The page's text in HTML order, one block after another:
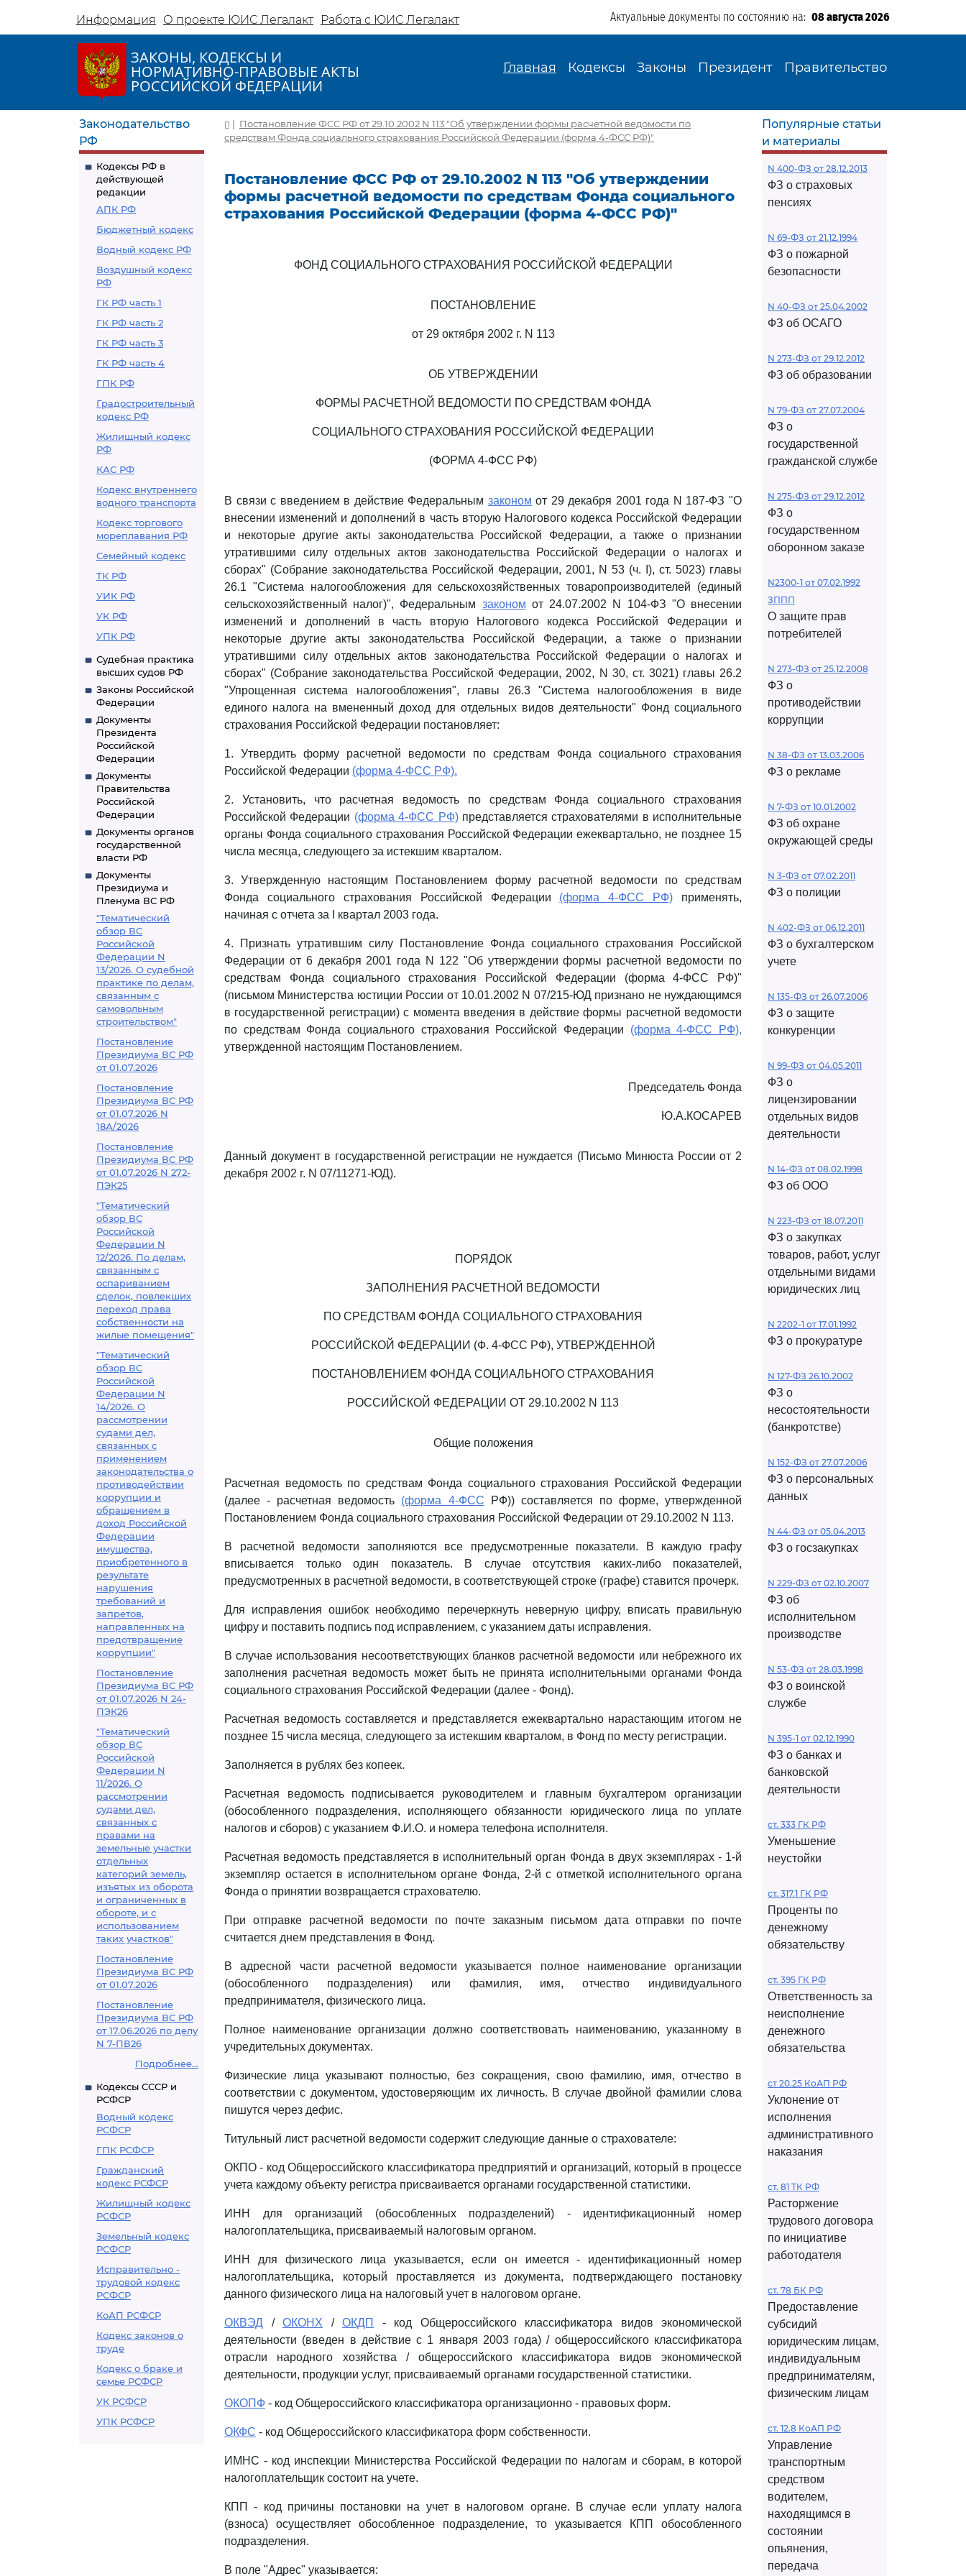
Информация О проекте ЮИС Легалакт Работа с ЮИС Легалакт Актуальные документы по состоянию на: 08 августа 2026
ЗАКОНЫ, КОДЕКСЫ И
НОРМАТИВНО-ПРАВОВЫЕ АКТЫ
РОССИЙСКОЙ ФЕДЕРАЦИИ
Главная Кодексы Законы Президент Правительство
Законодательство
РФ
Кодексы РФ в
действующей
редакции
АПК РФ
Бюджетный кодекс
Водный кодекс РФ
Воздушный кодекс
РФ
ГК РФ часть 1
ГК РФ часть 2
ГК РФ часть 3
ГК РФ часть 4
ГПК РФ
Градостроительный
кодекс РФ
Жилищный кодекс
РФ
КАС РФ
Кодекс внутреннего
водного транспорта
Кодекс торгового
мореплавания РФ
Семейный кодекс
ТК РФ
УИК РФ
УК РФ
УПК РФ
Судебная практика
высших судов РФ
Законы Российской
Федерации
Документы
Президента
Российской
Федерации
Документы
Правительства
Российской
Федерации
Документы органов
государственной
власти РФ
Документы
Президиума и
Пленума ВС РФ
"Тематический
обзор ВС
Российской
Федерации N
13/2026. О судебной
практике по делам,
связанным с
самовольным
строительством"
Постановление
Президиума ВС РФ
от 01.07.2026
Постановление
Президиума ВС РФ
от 01.07.2026 N
18А/2026
Постановление
Президиума ВС РФ
от 01.07.2026 N 272-
ПЭК25
"Тематический
обзор ВС
Российской
Федерации N
12/2026. По делам,
связанным с
оспариванием
сделок, повлекших
переход права
собственности на
жилые помещения"
"Тематический
обзор ВС
Российской
Федерации N
14/2026. О
рассмотрении
судами дел,
связанных с
применением
законодательства о
противодействии
коррупции и
обращением в
доход Российской
Федерации
имущества,
приобретенного в
результате
нарушения
требований и
запретов,
направленных на
предотвращение
коррупции"
Постановление
Президиума ВС РФ
от 01.07.2026 N 24-
ПЭК26
"Тематический
обзор ВС
Российской
Федерации N
11/2026. О
рассмотрении
судами дел,
связанных с
правами на
земельные участки
отдельных
категорий земель,
изъятых из оборота
и ограниченных в
обороте, и с
использованием
таких участков"
Постановление
Президиума ВС РФ
от 01.07.2026
Постановление
Президиума ВС РФ
от 17.06.2026 по делу
N 7-ПВ26
Подробнее...
Кодексы СССР и
РСФСР
Водный кодекс
РСФСР
ГПК РСФСР
Гражданский
кодекс РСФСР
Жилищный кодекс
РСФСР
Земельный кодекс
РСФСР
Исправительно -
трудовой кодекс
РСФСР
КоАП РСФСР
Кодекс законов о
труде
Кодекс о браке и
семье РСФСР
УК РСФСР
УПК РСФСР
| Постановление ФСС РФ от 29.10.2002 N 113 "Об утверждении формы расчетной ведомости по
средствам Фонда социального страхования Российской Федерации (форма 4-ФСС РФ)"
Постановление ФСС РФ от 29.10.2002 N 113 "Об утверждении
формы расчетной ведомости по средствам Фонда социального
страхования Российской Федерации (форма 4-ФСС РФ)"
ФОНД СОЦИАЛЬНОГО СТРАХОВАНИЯ РОССИЙСКОЙ ФЕДЕРАЦИИ
ПОСТАНОВЛЕНИЕ
от 29 октября 2002 г. N 113
ОБ УТВЕРЖДЕНИИ
ФОРМЫ РАСЧЕТНОЙ ВЕДОМОСТИ ПО СРЕДСТВАМ ФОНДА
СОЦИАЛЬНОГО СТРАХОВАНИЯ РОССИЙСКОЙ ФЕДЕРАЦИИ
(ФОРМА 4-ФСС РФ)
В связи с введением в действие Федеральным законом от 29 декабря 2001 года N 187-ФЗ "О
внесении изменений и дополнений в часть вторую Налогового кодекса Российской Федерации
и некоторые другие акты законодательства Российской Федерации, а также о признании
утратившими силу отдельных актов законодательства Российской Федерации о налогах и
сборах" (Собрание законодательства Российской Федерации, 2001, N 53 (ч. I), ст. 5023) главы
26.1 "Система налогообложения для сельскохозяйственных товаропроизводителей (единый
сельскохозяйственный налог)", Федеральным законом от 24.07.2002 N 104-ФЗ "О внесении
изменений и дополнений в часть вторую Налогового кодекса Российской Федерации и
некоторые другие акты законодательства Российской Федерации, а также о признании
утратившими силу отдельных актов законодательства Российской Федерации о налогах и
сборах" (Собрание законодательства Российской Федерации, 2002, N 30, ст. 3021) главы 26.2
"Упрощенная система налогообложения", главы 26.3 "Система налогообложения в виде
единого налога на вмененный доход для отдельных видов деятельности" Фонд социального
страхования Российской Федерации постановляет:
1. Утвердить форму расчетной ведомости по средствам Фонда социального страхования
Российской Федерации (форма 4-ФСС РФ).
2. Установить, что расчетная ведомость по средствам Фонда социального страхования
Российской Федерации (форма 4-ФСС РФ)представляется страхователями в исполнительные
органы Фонда социального страхования Российской Федерации ежеквартально, не позднее 15
числа месяца, следующего за истекшим кварталом.
3. Утвержденную настоящим Постановлением форму расчетной ведомости по средствам
Фонда социального страхования Российской Федерации (форма 4-ФСС РФ) применять,
начиная с отчета за I квартал 2003 года.
4. Признать утратившим силу Постановление Фонда социального страхования Российской
Федерации от 6 декабря 2001 года N 122 "Об утверждении формы расчетной ведомости по
средствам Фонда социального страхования Российской Федерации (форма 4-ФСС РФ)"
(письмом Министерства юстиции России от 10.01.2002 N 07/215-ЮД признано не нуждающимся
в государственной регистрации) с момента введения в действие формы расчетной ведомости
по средствам Фонда социального страхования Российской Федерации (форма 4-ФСС РФ),
утвержденной настоящим Постановлением.
Председатель Фонда
Ю.А.КОСАРЕВ
Данный документ в государственной регистрации не нуждается (Письмо Минюста России от 2
декабря 2002 г. N 07/11271-ЮД).
ПОРЯДОК
ЗАПОЛНЕНИЯ РАСЧЕТНОЙ ВЕДОМОСТИ
ПО СРЕДСТВАМ ФОНДА СОЦИАЛЬНОГО СТРАХОВАНИЯ
РОССИЙСКОЙ ФЕДЕРАЦИИ (Ф. 4-ФСС РФ), УТВЕРЖДЕННОЙ
ПОСТАНОВЛЕНИЕМ ФОНДА СОЦИАЛЬНОГО СТРАХОВАНИЯ
РОССИЙСКОЙ ФЕДЕРАЦИИ ОТ 29.10.2002 N 113
Общие положения
Расчетная ведомость по средствам Фонда социального страхования Российской Федерации
(далее - расчетная ведомость (форма 4-ФСС РФ)) составляется по форме, утвержденной
Постановлением Фонда социального страхования Российской Федерации от 29.10.2002 N 113.
В расчетной ведомости заполняются все предусмотренные показатели. В каждую графу
вписывается только один показатель. В случае отсутствия каких-либо показателей,
предусмотренных в расчетной ведомости, в соответствующей строке (графе) ставится прочерк.
Для исправления ошибок необходимо перечеркнуть неверную цифру, вписать правильную
цифру и поставить подпись под исправлением, с указанием даты исправления.
В случае использования несоответствующих бланков расчетной ведомости или небрежного их
заполнения расчетная ведомость может быть не принята исполнительными органами Фонда
социального страхования Российской Федерации (далее - Фонд).
Расчетная ведомость составляется и представляется ежеквартально нарастающим итогом не
позднее 15 числа месяца, следующего за истекшим кварталом, в Фонд по месту регистрации.
Заполняется в рублях без копеек.
Расчетная ведомость подписывается руководителем и главным бухгалтером организации
(обособленного подразделения, исполняющего обязанности юридического лица по уплате
налогов и сборов) с указанием Ф.И.О. и номера телефона исполнителя.
Расчетная ведомость представляется в исполнительный орган Фонда в двух экземплярах - 1-й
экземпляр остается в исполнительном органе Фонда, 2-й с отметкой исполнительного органа
Фонда о принятии возвращается страхователю.
При отправке расчетной ведомости по почте заказным письмом дата отправки по почте
считается днем представления в Фонд.
В адресной части расчетной ведомости указывается полное наименование организации
(обособленного подразделения) или фамилия, имя, отчество индивидуального
предпринимателя, физического лица.
Полное наименование организации должно соответствовать наименованию, указанному в
учредительных документах.
Физические лица указывают полностью, без сокращения, свою фамилию, имя, отчество в
соответствии с документом, удостоверяющим их личность. В случае двойной фамилии слова
пишутся через дефис.
Титульный лист расчетной ведомости содержит следующие данные о страхователе:
ОКПО - код Общероссийского классификатора предприятий и организаций, который в процессе
учета каждому объекту регистра присваивается органами государственной статистики.
ИНН для организаций (обособленных подразделений) - идентификационный номер
налогоплательщика, присваиваемый налоговым органом.
ИНН для физического лица указывается, если он имеется - идентификационный номер
налогоплательщика, который проставляется из документа, подтверждающего постановку
данного физического лица на налоговый учет в налоговом органе.
ОКВЭД / ОКОНХ / ОКДП
- код Общероссийского классификатора видов экономической
деятельности (введен в действие с 1 января 2003 года) / общероссийского классификатора
отрасли народного хозяйства / общероссийского классификатора видов экономической
деятельности, продукции услуг, присваиваемый органами государственной статистики.
ОКОПФ - код Общероссийского классификатора организационно - правовых форм.
ОКФС - код Общероссийского классификатора форм собственности.
ИМНС - код инспекции Министерства Российской Федерации по налогам и сборам, в которой
налогоплательщик состоит на учете.
КПП - код причины постановки на учет в налоговом органе. В случае если уплату налога
(взноса) осуществляет обособленное подразделение, то указывается КПП обособленного
подразделения.
В поле "Адрес" указывается:
Популярные статьи
и материалы
N 400-ФЗ от 28.12.2013
ФЗ о страховых
пенсиях
N 69-ФЗ от 21.12.1994
ФЗ о пожарной
безопасности
N 40-ФЗ от 25.04.2002
ФЗ об ОСАГО
N 273-ФЗ от 29.12.2012
ФЗ об образовании
N 79-ФЗ от 27.07.2004
ФЗ о
государственной
гражданской службе
N 275-ФЗ от 29.12.2012
ФЗ о
государственном
оборонном заказе
N2300-1 от 07.02.1992
ЗППП
О защите прав
потребителей
N 273-ФЗ от 25.12.2008
ФЗ о
противодействии
коррупции
N 38-ФЗ от 13.03.2006
ФЗ о рекламе
N 7-ФЗ от 10.01.2002
ФЗ об охране
окружающей среды
N 3-ФЗ от 07.02.2011
ФЗ о полиции
N 402-ФЗ от 06.12.2011
ФЗ о бухгалтерском
учете
N 135-ФЗ от 26.07.2006
ФЗ о защите
конкуренции
N 99-ФЗ от 04.05.2011
ФЗ о
лицензировании
отдельных видов
деятельности
N 14-ФЗ от 08.02.1998
ФЗ об ООО
N 223-ФЗ от 18.07.2011
ФЗ о закупках
товаров, работ, услуг
отдельными видами
юридических лиц
N 2202-1 от 17.01.1992
ФЗ о прокуратуре
N 127-ФЗ 26.10.2002
ФЗ о
несостоятельности
(банкротстве)
N 152-ФЗ от 27.07.2006
ФЗ о персональных
данных
N 44-ФЗ от 05.04.2013
ФЗ о госзакупках
N 229-ФЗ от 02.10.2007
ФЗ об
исполнительном
производстве
N 53-ФЗ от 28.03.1998
ФЗ о воинской
службе
N 395-1 от 02.12.1990
ФЗ о банках и
банковской
деятельности
ст. 333 ГК РФ
Уменьшение
неустойки
ст. 317.1 ГК РФ
Проценты по
денежному
обязательству
ст. 395 ГК РФ
Ответственность за
неисполнение
денежного
обязательства
ст 20.25 КоАП РФ
Уклонение от
исполнения
административного
наказания
ст. 81 ТК РФ
Расторжение
трудового договора
по инициативе
работодателя
ст. 78 БК РФ
Предоставление
субсидий
юридическим лицам,
индивидуальным
предпринимателям,
физическим лицам
ст. 12.8 КоАП РФ
Управление
транспортным
средством
водителем,
находящимся в
состоянии
опьянения,
передача